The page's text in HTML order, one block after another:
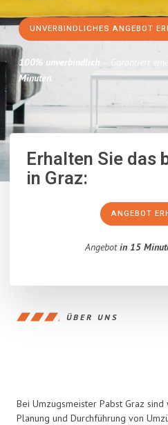
UNVERBINDLICHES ANGEBOT
100% unverbindlich – Garantiert
Minuten.
Erhalten Sie das
in Graz:
ANGEBOT
Angebotin 15
ÜBER UNS
Bei Umzugsmeister Pabst Graz
Planung und Durchführung von